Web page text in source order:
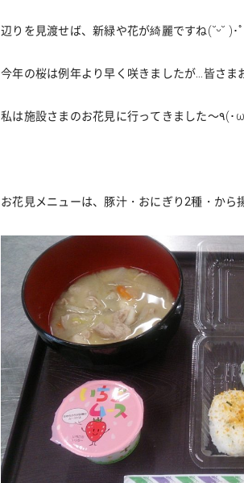
辺りを見渡せば、新緑や花が綺麗ですね(˘ᵕ˘ )･
今年の桜は例年より早く咲きましたが…皆さま
私は施設さまのお花見に行ってきました～ ٩(･
お花見メニューは、豚汁・おにぎり2種・から